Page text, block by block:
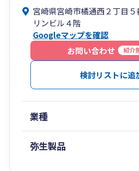
宮崎県宮崎市橘通西２丁目
リンビル４階
Googleマップを確認
お問い合わせ
紹介
検討リストに追
業種
弥生製品